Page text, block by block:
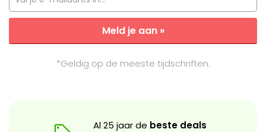
Meld je aan »
*Geldig op de meeste tijdschriften.
Al 25 jaar de beste deals